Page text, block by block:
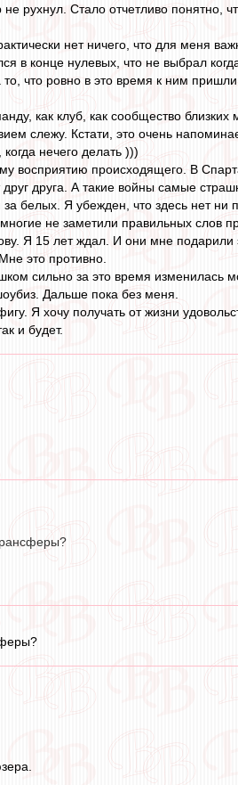
рухнул. Стало отчетливо понятно,
нет ничего, что для меня
в конце нулевых, что не выбрал
что ровно в это время к ним
как клуб, как сообщество близких
слежу. Кстати, это очень
нечего делать )))
восприятию происходящего. В
друга. А такие войны самые
белых. Я убежден, что здесь нет ни
не заметили правильных слов
Я 15 лет ждал. И они мне подарили
это противно.
сильно за это время изменилась
Дальше пока без меня.
Я хочу получать от жизни
и будет.